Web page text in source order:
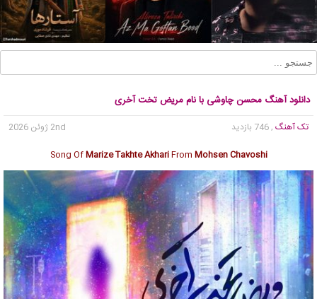
دانلود آهنگ محسن چاوشی با نام مریض تخت آخری
تک آهنگ , 746 بازدید
2nd ژوئن 2026
Song OfMarize Takhte AkhariFrom Mohsen Chavoshi